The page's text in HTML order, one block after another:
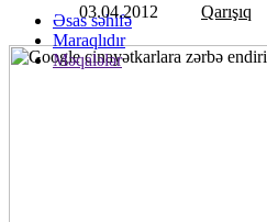
Əsas səhifə
Maraqlıdır
Məqalələr
03.04.2012 Qarışıq